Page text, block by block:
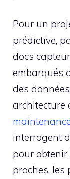
Pour un
prédictive,
docs
embarqués
des
architecture
interrogent
pour obtenir
proches,